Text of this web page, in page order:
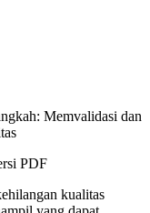
Memvalidasi dan
PDF
kualitas